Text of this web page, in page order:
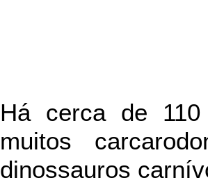
Há cerca de
muitos
dinossauros